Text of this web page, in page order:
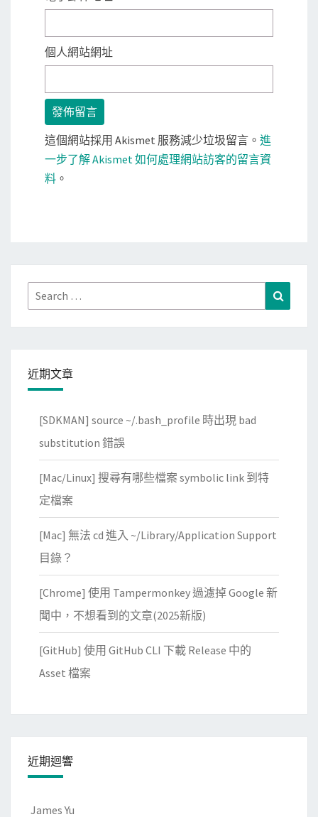
個人網站網址
這個網站採用 Akismet 服務減少垃圾留言。 進
一步了解 Akismet 如何處理網站訪客的留言資
料 。
Search
for:
近期文章
[SDKMAN] source ~/.bash_profile 時出現 bad
substitution 錯誤
[Mac/Linux] 搜尋有哪些檔案 symbolic link 到特
定檔案
[Mac] 無法 cd 進入 ~/Library/Application Support
目錄？
[Chrome] 使用 Tampermonkey 過濾掉 Google 新
聞中，不想看到的文章(2025新版)
[GitHub] 使用 GitHub CLI 下載 Release 中的
Asset 檔案
近期迴響
James Yu